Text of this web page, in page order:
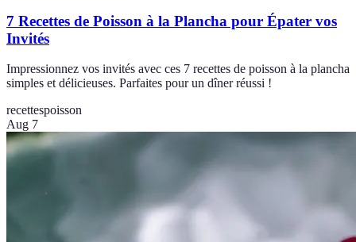
7 Recettes de Poisson à la Plancha pour Épater vos
Invités
Impressionnez vos invités avec ces 7 recettes de poisson à la plancha
simples et délicieuses. Parfaites pour un dîner réussi !
recettespoisson
Aug 7